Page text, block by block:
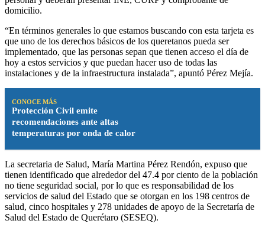
domicilio.
“En términos generales lo que estamos buscando con esta tarjeta es
que uno de los derechos básicos de los queretanos pueda ser
implementado, que las personas sepan que tienen acceso el día de
hoy a estos servicios y que puedan hacer uso de todas las
instalaciones y de la infraestructura instalada”, apuntó Pérez Mejía.
CONOCE MÁS
Protección Civil emite
recomendaciones ante altas
temperaturas por onda de calor
La secretaria de Salud, María Martina Pérez Rendón, expuso que
tienen identificado que alrededor del 47.4 por ciento de la población
no tiene seguridad social, por lo que es responsabilidad de los
servicios de salud del Estado que se otorgan en los 198 centros de
salud, cinco hospitales y 278 unidades de apoyo de la Secretaría de
Salud del Estado de Querétaro (SESEQ).